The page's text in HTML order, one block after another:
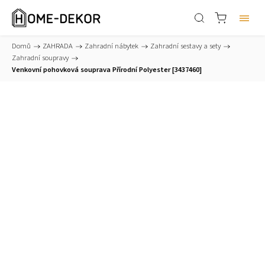
Domů / ZAHRADA / Zahradní nábytek / Zahradní sestavy a sety /
Zahradní soupravy /
Venkovní pohovková souprava Přírodní Polyester [3437460]